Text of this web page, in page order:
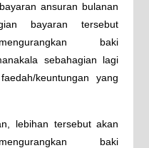
ansuran bulanan
bayaran tersebut
baki
sebahagian lagi
keuntungan yang
lebihan tersebut akan
baki